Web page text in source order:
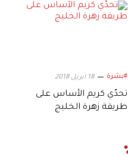
#بشرة 18 ابريل 2018
تحدّي كريم الأساس على
طريقة زهرة الخليج